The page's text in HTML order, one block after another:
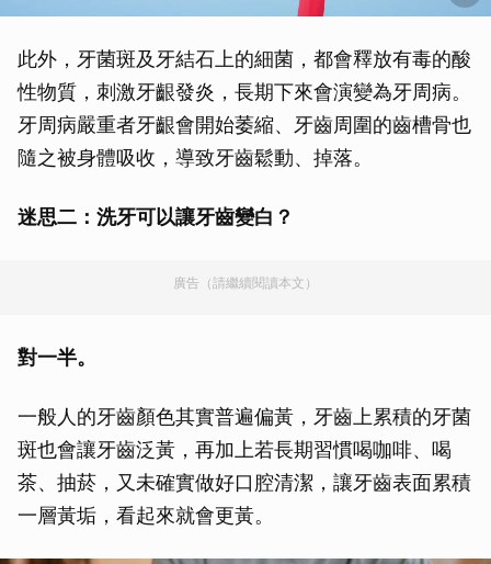
此外，牙菌斑及牙結石上的細菌，都會釋放有毒的酸
性物質，刺激牙齦發炎，長期下來會演變為牙周病。
牙周病嚴重者牙齦會開始萎縮、牙齒周圍的齒槽骨也
隨之被身體吸收，導致牙齒鬆動、掉落。
迷思二：洗牙可以讓牙齒變白？
廣告（請繼續閱讀本文）
對一半。
一般人的牙齒顏色其實普遍偏黃，牙齒上累積的牙菌
斑也會讓牙齒泛黃，再加上若長期習慣喝咖啡、喝
茶、抽菸，又未確實做好口腔清潔，讓牙齒表面累積
一層黃垢，看起來就會更黃。